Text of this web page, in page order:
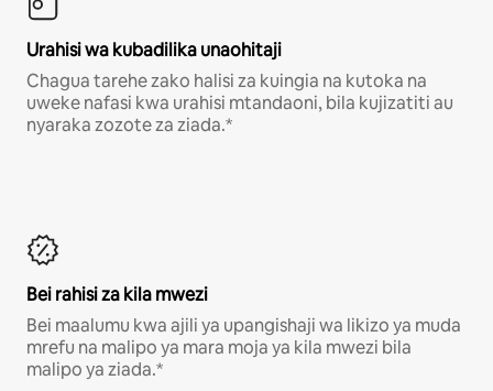
Urahisi wa kubadilika unaohitaji
Chagua tarehe zako halisi za kuingia na kutoka na
uweke nafasi kwa urahisi mtandaoni, bila kujizatiti au
nyaraka zozote za ziada.*
Bei rahisi za kila mwezi
Bei maalumu kwa ajili ya upangishaji wa likizo ya muda
mrefu na malipo ya mara moja ya kila mwezi bila
malipo ya ziada.*